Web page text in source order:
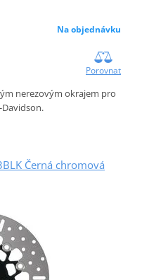
Na objednávku
Porovnat
nerezovým okrajem pro
Černá chromová